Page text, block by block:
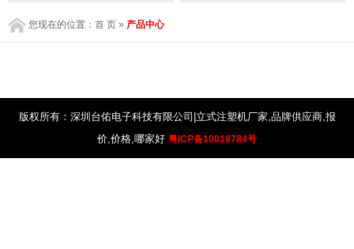
您现在的位置：首 页 » 产品中心
版权所有：深圳台佑电子科技有限公司|立式注塑机厂家,品牌供应商,报
价,价格,哪家好 粤ICP备10018784号